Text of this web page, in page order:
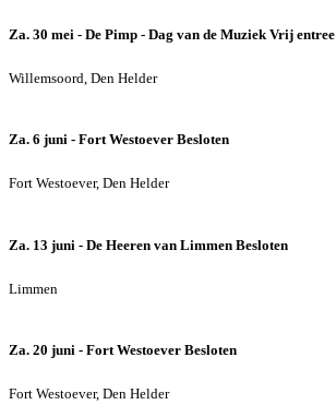
Za. 30 mei - De Pimp - Dag van de Muziek Vrij entree
Willemsoord, Den Helder
Za. 6 juni - Fort Westoever Besloten
Fort Westoever, Den Helder
Za. 13 juni - De Heeren van Limmen Besloten
Limmen
Za. 20 juni - Fort Westoever Besloten
Fort Westoever, Den Helder